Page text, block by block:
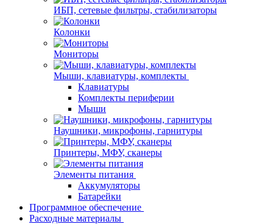
ИБП, сетевые фильтры, стабилизаторы
Колонки
Мониторы
Мыши, клавиатуры, комплекты
Клавиатуры
Комплекты периферии
Мыши
Наушники, микрофоны, гарнитуры
Принтеры, МФУ, сканеры
Элементы питания
Аккумуляторы
Батарейки
Программное обеспечение
Расходные материалы